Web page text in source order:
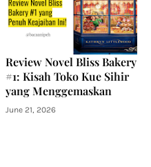
Review Novel Bliss Bakery
#1: Kisah Toko Kue Sihir
yang Menggemaskan
June 21, 2026